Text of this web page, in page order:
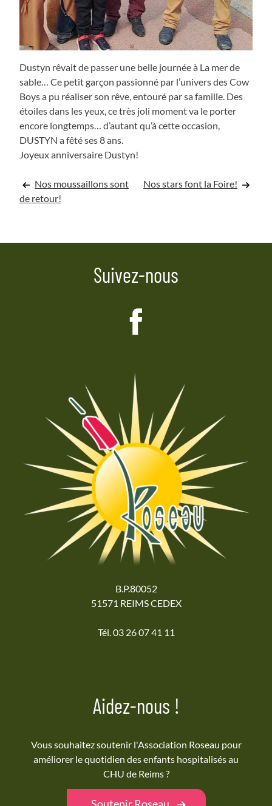
Dustyn rêvait de passer une belle journée à La mer de
sable… Ce petit garçon passionné par l’univers des Cow
Boys a pu réaliser son rêve, entouré par sa famille. Des
étoiles dans les yeux, ce très joli moment va le porter
encore longtemps… d’autant qu’à cette occasion,
DUSTYN a fêté ses 8 ans.
Joyeux anniversaire Dustyn!
Navigation
l’article
Nos moussaillons sont
de retour!
Nos stars font la Foire!
Suivez-nous
B.P.80052
51571 REIMS CEDEX
Tél. 03 26 07 41 11
Aidez-nous !
Vous souhaitez soutenir l'Association Roseau pour
améliorer le quotidien des enfants hospitalisés au
CHU de Reims ?